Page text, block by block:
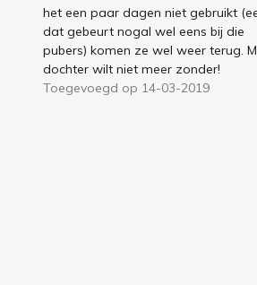
het een paar dagen niet gebruikt
dat gebeurt nogal wel eens bij die
pubers) komen ze wel weer terug.
dochter wilt niet meer zonder!
Toegevoegd op 14-03-2019